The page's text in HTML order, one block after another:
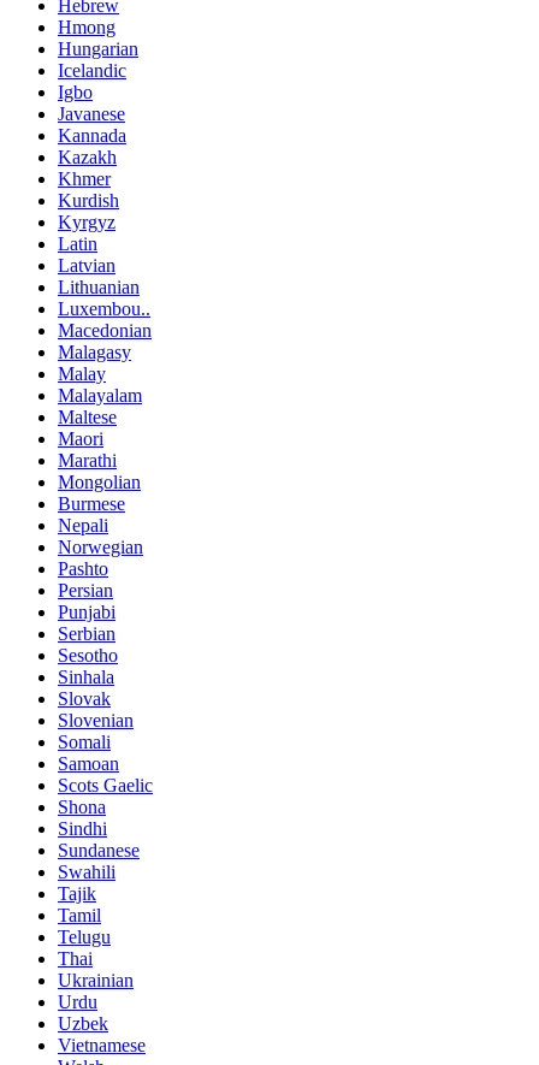
Hebrew
Hmong
Hungarian
Icelandic
Igbo
Javanese
Kannada
Kazakh
Khmer
Kurdish
Kyrgyz
Latin
Latvian
Lithuanian
Luxembou..
Macedonian
Malagasy
Malay
Malayalam
Maltese
Maori
Marathi
Mongolian
Burmese
Nepali
Norwegian
Pashto
Persian
Punjabi
Serbian
Sesotho
Sinhala
Slovak
Slovenian
Somali
Samoan
Scots Gaelic
Shona
Sindhi
Sundanese
Swahili
Tajik
Tamil
Telugu
Thai
Ukrainian
Urdu
Uzbek
Vietnamese